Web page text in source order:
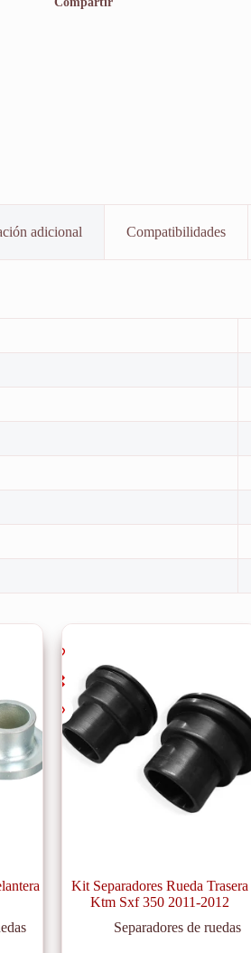
adicional Compatibilidades
Kit Separadores Rueda Trasera
Ktm Sxf 350 2011-2012
Separadores de ruedas